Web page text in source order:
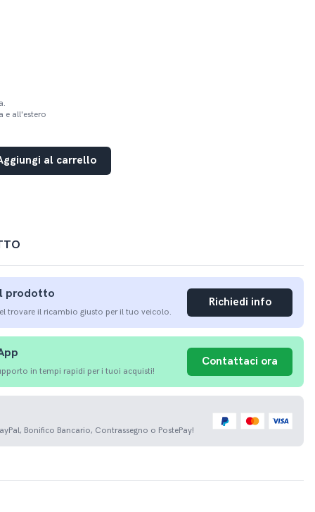
e all'estero
al carrello
prodotto
trovare il ricambio giusto per il tuo veicolo.
Richiedi info
in tempi rapidi per i tuoi acquisti!
Contattaci ora
Bonifico Bancario, Contrassegno o PostePay!